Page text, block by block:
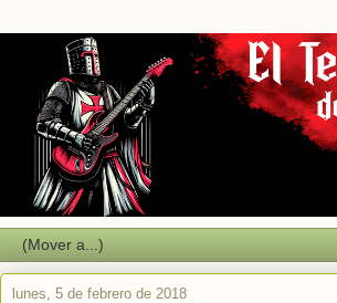
lunes, 5 de febrero de 2018